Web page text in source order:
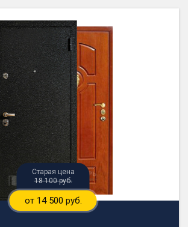
18 100 руб.
от 14 500 руб.